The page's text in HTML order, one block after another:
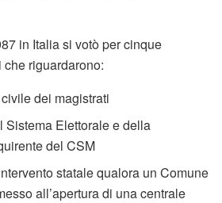
in Italia si votò per cinque
riguardarono:
dei magistrati
Sistema Elettorale e della
del CSM
statale qualora un Comune
all’apertura di una centrale